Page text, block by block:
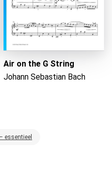
Air on the G String
Johann Sebastian Bach
essentieel